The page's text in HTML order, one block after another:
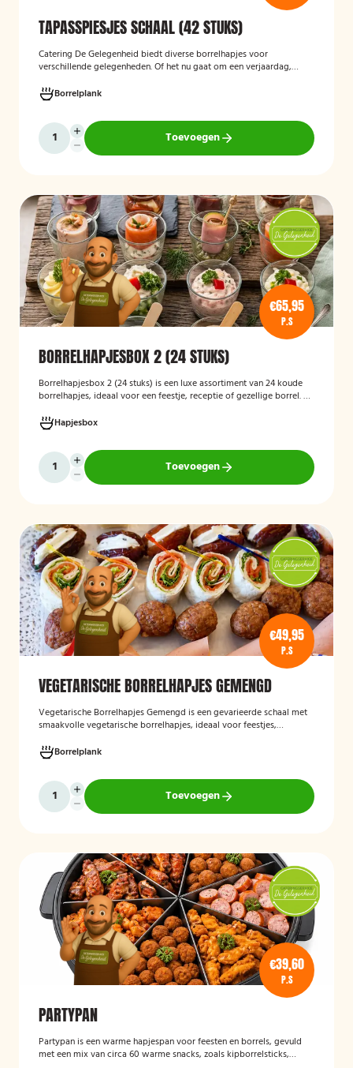
TAPASSPIESJES SCHAAL (42 STUKS)
Catering De Gelegenheid biedt diverse borrelhapjes voor
verschillende gelegenheden. Of het nu gaat om een verjaardag,
Hieronder ziet u een selectie uit ons aanbod. De tapasspiesjesschaal
is geschikt voor maximaal 6 personen.
Borrelplank
Toevoegen
€65,95
P.S
BORRELHAPJESBOX 2 (24 STUKS)
Borrelhapjesbox 2 (24 stuks) is een luxe assortiment van 24 koude
borrelhapjes, ideaal voor een feestje, receptie of gezellige borrel. De
klaar worden geleverd, zodat u uw gasten eenvoudig kunt trakteren
op een smaakvolle en feestelijke borrelervaring.
Hapjesbox
Toevoegen
€49,95
P.S
VEGETARISCHE BORRELHAPJES GEMENGD
Vegetarische Borrelhapjes Gemengd is een gevarieerde schaal met
smaakvolle vegetarische borrelhapjes, ideaal voor feestjes,
feestelijke mix van vegetarische lekkernijen die geschikt zijn voor
zowel vegetariërs als andere gasten.
Borrelplank
Toevoegen
€39,60
P.S
PARTYPAN
Partypan is een warme hapjespan voor feesten en borrels, gevuld
met een mix van circa 60 warme snacks, zoals kipborrelsticks,